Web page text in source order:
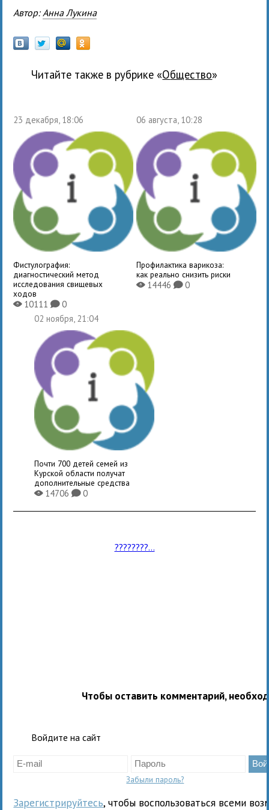
Автор: Анна Лукина
Читайте также в рубрике « общество»
23 декабря, 18:06
Фистулография:
диагностический метод
исследования свищевых
ходов
X10111K0
06 августа, 10:28
Профилактика варикоза:
как реально снизить риски
X14446 K0
02 ноября, 21:04
Почти 700 детей семей из
Курской области получат
дополнительные средства
X14706K0
????????...
Чтобы оставить комментарий,
Войдите на сайт
Забыли пароль?
Зарегистрируйтесь, чтобы воспользоваться всеми